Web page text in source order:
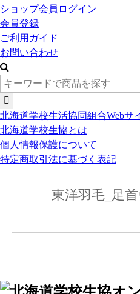
ショップ会員ログイン
会員登録
ご利用ガイド
お問い合わせ
北海道学校生活協同組合Webサ
北海道学校生協とは
個人情報保護について
特定商取引法に基づく表記
東洋羽毛_足